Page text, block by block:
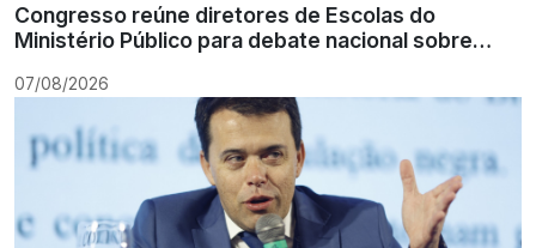
Congresso reúne diretores de Escolas do
Ministério Público para debate nacional sobre
07/08/2026